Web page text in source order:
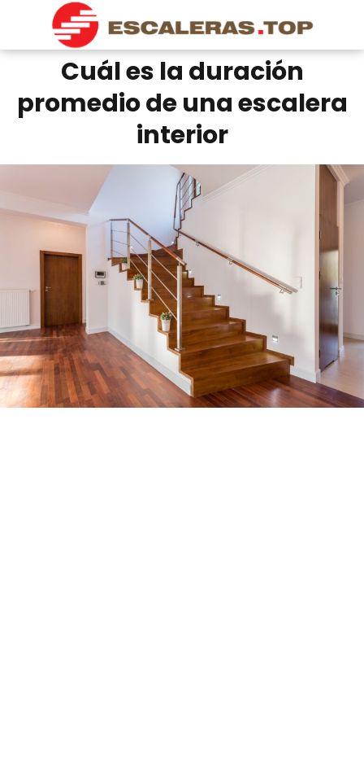
Cuál es la duración
promedio de una escalera
interior